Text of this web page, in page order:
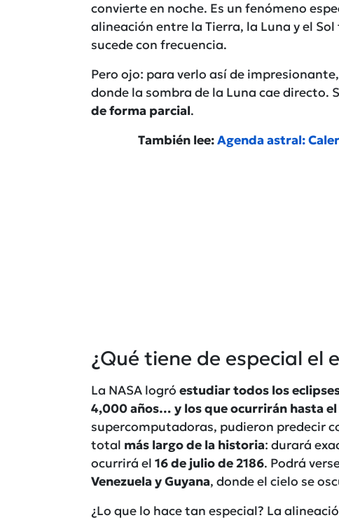
convierte en noche. Es un fenómeno
alineación entre la Tierra, la Luna y el Sol
sucede con frecuencia.
Pero ojo: para verlo así de
donde la sombra de la Luna cae directo.
de forma parcial.
También lee:Agenda astral:
¿Qué tiene de especial el
La NASA logró estudiar todos los
4,000 años… y los que ocurrirán hasta
supercomputadoras, pudieron predecir
total más largo de la historia: durará
ocurrirá el 16 de julio de 2186. Podrá
Venezuela y Guyana, donde el cielo se
¿Lo que lo hace tan especial? La